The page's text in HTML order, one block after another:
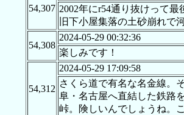
54,307 2002年にr54通り抜けって
旧下小屋集落の土砂崩れで
54,308
2024-05-29 00:32:36
楽しみです！
54,312
2024-05-29 17:09:58
さくら道で有名な名金線。
阜・名古屋へ直結した鉄路
峠。険しいんでしょうね。